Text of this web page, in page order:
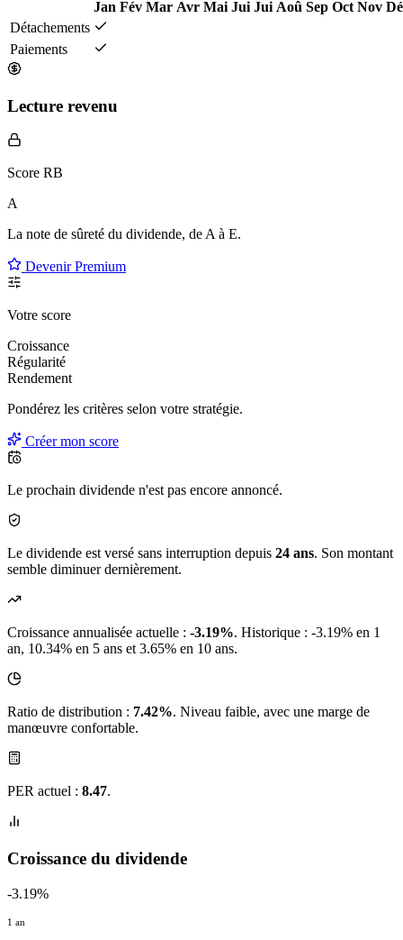
Jan Fév Mar Avr Mai Jui Jui Aoû Sep Oct Nov
Détachements
Paiements
Lecture revenu
Score RB
A
La note de sûreté du dividende, de A à E.
Devenir Premium
Votre score
Croissance
Régularité
Rendement
Pondérez les critères selon votre stratégie.
Créer mon score
Le prochain dividende n'est pas encore annoncé.
Le dividende est versé sans interruption depuis 24 ans. Son montant
semble diminuer dernièrement.
Croissance annualisée actuelle : -3.19%. Historique : -3.19% en 1
an, 10.34% en 5 ans et 3.65% en 10 ans.
Ratio de distribution : 7.42%. Niveau faible, avec une marge de
manœuvre confortable.
PER actuel : 8.47.
Croissance du dividende
-3.19%
1 an